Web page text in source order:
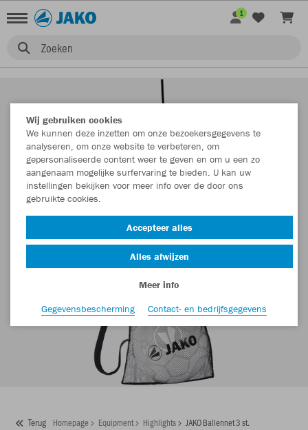
Zoeken
1
Terug Homepage Equipment Highlights JAKO Ballennet 3 st.
Wij gebruiken cookies
We kunnen deze inzetten om onze bezoekersgegevens te
analyseren, om onze website te verbeteren, om
gepersonaliseerde content weer te geven en om u een zo
aangenaam mogelijke surfervaring te bieden. U kan uw
instellingen bekijken voor meer info over de door ons
gebruikte cookies.
Accepteer alles
Alles afwijzen
Meer info
Gegevensbescherming
Contact- en bedrijfsgegevens